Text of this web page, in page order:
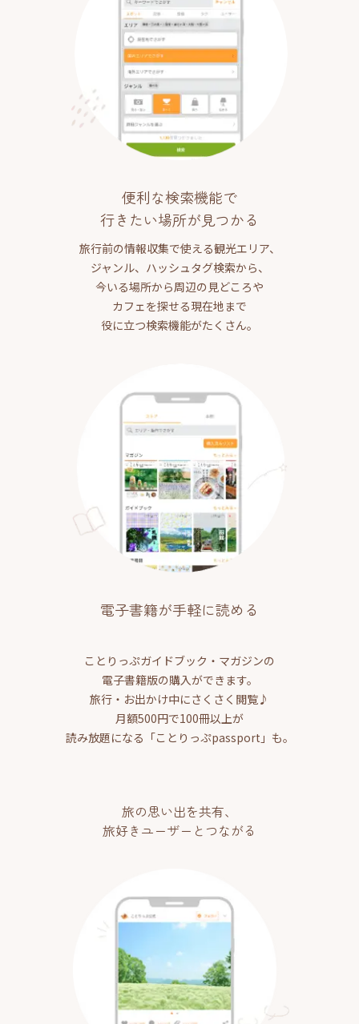
便利な検索機能で
行きたい場所が見つかる
旅行前の情報収集で使える観光エリア、
ジャンル、ハッシュタグ検索から、
今いる場所から周辺の見どころや
カフェを探せる現在地まで
役に立つ検索機能がたくさん。
電子書籍が手軽に読める
ことりっぷガイドブック・マガジンの
電子書籍版の購入ができます。
旅行・お出かけ中にさくさく閲覧♪
月額500円で100冊以上が
読み放題になる「ことりっぷpassport」も。
旅の思い出を共有、
旅好きユーザーとつながる